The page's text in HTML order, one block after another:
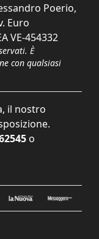
Poerio,
Euro
VE-454332
È
con qualsiasi
il nostro
o